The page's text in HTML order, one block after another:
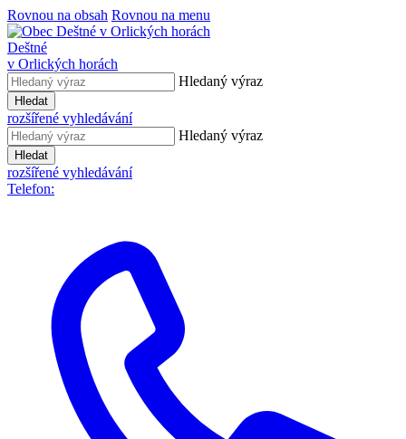
Rovnou na obsah Rovnou na menu
Deštné
v Orlických horách
Hledaný výraz
Hledat
rozšířené vyhledávání
Hledaný výraz
Hledat
rozšířené vyhledávání
Telefon: